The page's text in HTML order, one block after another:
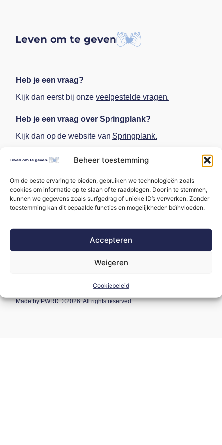
Beheer toestemming
Om de beste ervaring te bieden, gebruiken we technologieën zoals
cookies om informatie op te slaan of te raadplegen. Door in te stemmen,
kunnen we gegevens zoals surfgedrag of unieke ID’s verwerken. Zonder
toestemming kan dit bepaalde functies en mogelijkheden beïnvloeden.
Accepteren
Weigeren
Cookiebeleid
Leven om te geven
Heb je een vraag?
Kijk dan eerst bij onze veelgestelde vragen.
Heb je een vraag over Springplank?
Kijk dan op de website van Springplank.
Mocht je er niet uitkomen, stuur een mail naar
Contact
levenomtegeven@springplank.org
LinkedIn
Made byPWRD.©2026. All rights reserved.